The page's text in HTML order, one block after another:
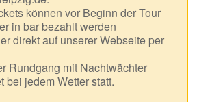
können vor Beginn der Tour
in bar bezahlt werden
direkt auf unserer Webseite per
Rundgang mit Nachtwächter
bei jedem Wetter statt.